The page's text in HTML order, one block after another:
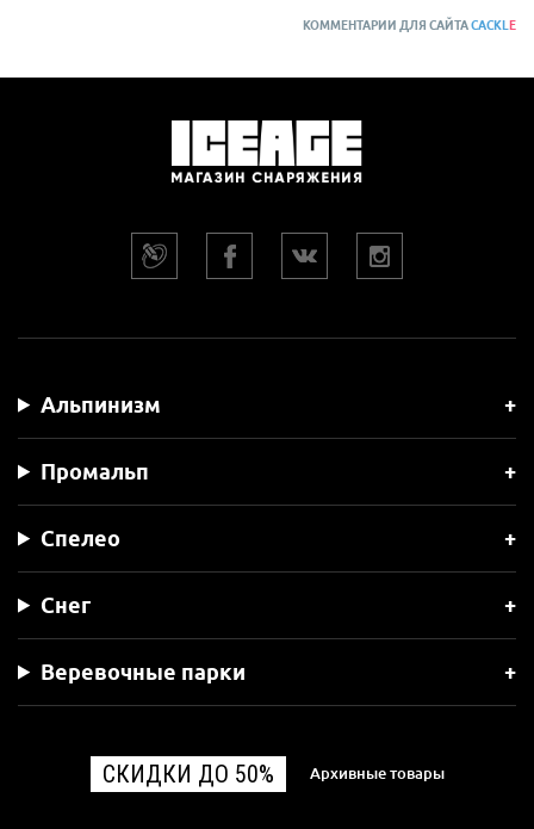
КОММЕНТАРИИ ДЛЯ САЙТАCACKL E
Альпинизм
Промальп
Спелео
Снег
Веревочные парки
СКИДКИ ДО 50% Архивные товары